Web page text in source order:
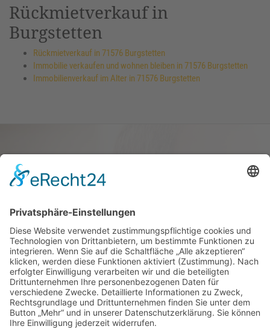
Rückmietverkauf in
Burgstetten
Rückmietverkauf in 71576 Burgstetten
Immobilie verkaufen und wohnen bleiben in 71576 Burgstetten
Immobilienverkauf im Alter in 71576 Burgstetten
verkaufen und darin
wohnen bleiben
Verkaufen Sie Ihr Haus oder Ihre
Eigen­tums­woh­nung und bleiben Sie
darin wohnen.
Jetzt Ermittlung starten »